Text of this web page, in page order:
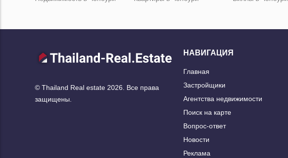
© Thailand Real estate 2026. Все права
защищены.
НАВИГАЦИЯ
Главная
Застройщики
Агентства недвижимости
Поиск на карте
Вопрос-ответ
Новости
Реклама